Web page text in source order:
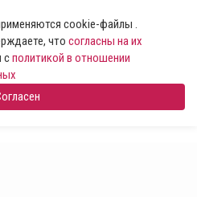
cookie-файлы .
что согласны на их
сполитикой в отношении